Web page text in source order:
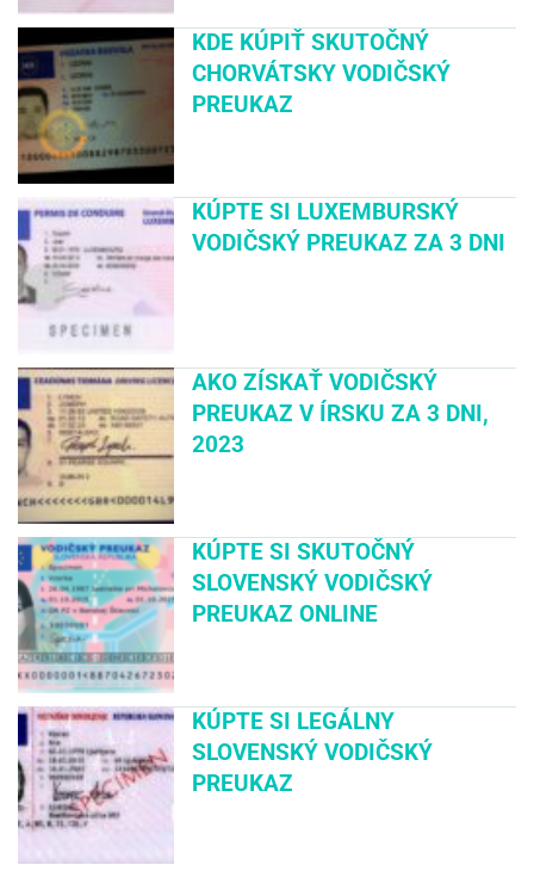
KDE KÚPIŤ SKUTOČNÝ
CHORVÁTSKY VODIČSKÝ
PREUKAZ
KÚPTE SI LUXEMBURSKÝ
VODIČSKÝ PREUKAZ ZA 3 DNI
AKO ZÍSKAŤ VODIČSKÝ
PREUKAZ V ÍRSKU ZA 3 DNI,
2023
KÚPTE SI SKUTOČNÝ
SLOVENSKÝ VODIČSKÝ
PREUKAZ ONLINE
KÚPTE SI LEGÁLNY
SLOVENSKÝ VODIČSKÝ
PREUKAZ